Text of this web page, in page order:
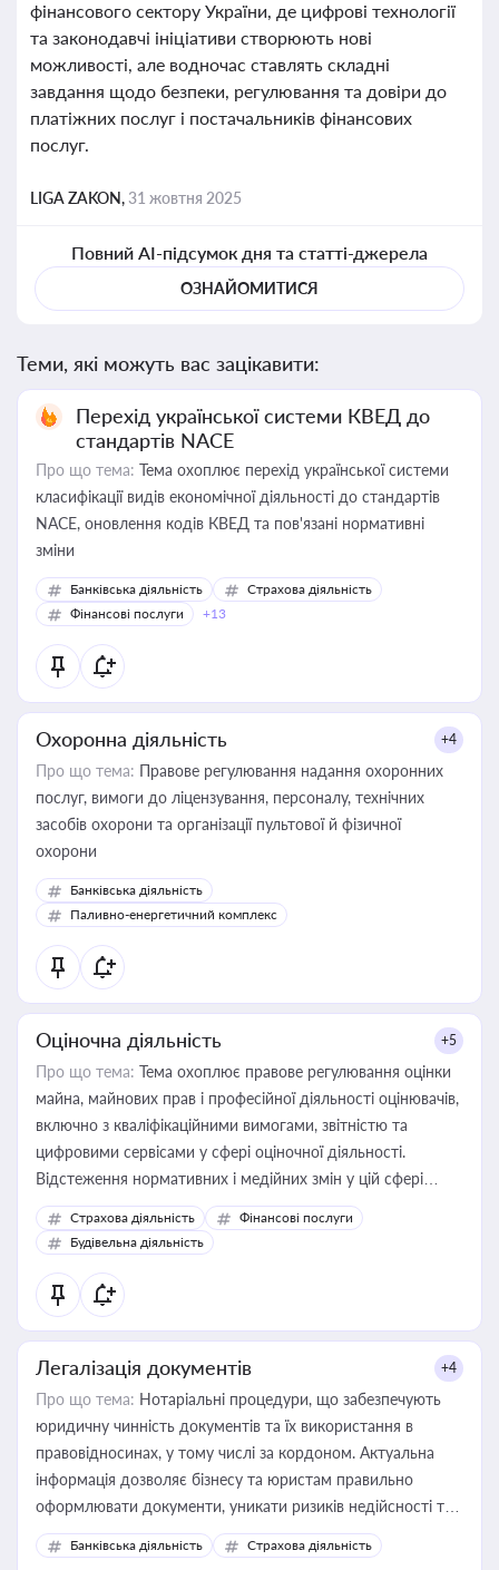
фінансового сектору України, де цифрові технології
та законодавчі ініціативи створюють нові
можливості, але водночас ставлять складні
завдання щодо безпеки, регулювання та довіри до
платіжних послуг і постачальників фінансових
послуг.
LIGA ZAKON,31 жовтня 2025
Повний AI-підсумок дня та статті-джерела
ОЗНАЙОМИТИСЯ
Теми, які можуть вас зацікавити:
Перехід української системи КВЕД до
стандартів NACE
Про що тема: Тема охоплює перехід української системи
класифікації видів економічної діяльності до стандартів
NACE, оновлення кодів КВЕД та пов'язані нормативні
зміни
Банківська діяльність
Страхова діяльність
Фінансові послуги
+13
Охоронна діяльність +4
Про що тема: Правове регулювання надання охоронних
послуг, вимоги до ліцензування, персоналу, технічних
засобів охорони та організації пультової й фізичної
охорони
Банківська діяльність
Паливно-енергетичний комплекс
Оціночна діяльність +5
Про що тема: Тема охоплює правове регулювання оцінки
майна, майнових прав і професійної діяльності оцінювачів,
включно з кваліфікаційними вимогами, звітністю та
цифровими сервісами у сфері оціночної діяльності.
Відстеження нормативних і медійних змін у цій сфері
корисне для власника бізнесу, керівника, юриста або
бухгалтера під час оподаткування, приватизації, оренди
державного майна, корпоративних угод і перевірки
статусу суб'єктів оціночної діяльності
Страхова діяльність
Фінансові послуги
Будівельна діяльність
Легалізація документів +4
Про що тема: Нотаріальні процедури, що забезпечують
юридичну чинність документів та їх використання в
правовідносинах, у тому числі за кордоном. Актуальна
інформація дозволяє бізнесу та юристам правильно
оформлювати документи, уникати ризиків недійсності та
забезпечувати їх належне прийняття органами влади та
контрагентами
Банківська діяльність Страхова діяльність